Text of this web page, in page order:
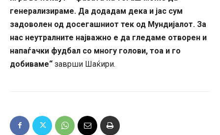
генерализираме. Да додадам дека и јас сум
задоволен од досегашниот тек од Мундијалот. За
нас неутралните најважно е да гледаме отворен и
напаѓачки фудбал со многу голови, тоа и го
добиваме“ заврши Шаќири.